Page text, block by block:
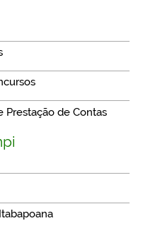
Prestação de Contas